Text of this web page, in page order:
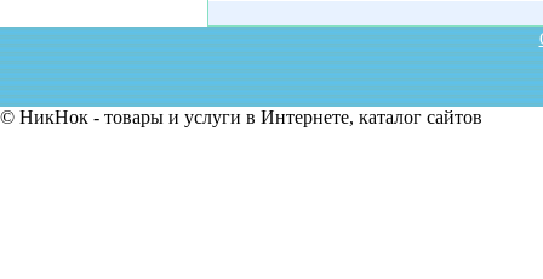
© НикНок - товары и услуги в Интернете, каталог сайтов